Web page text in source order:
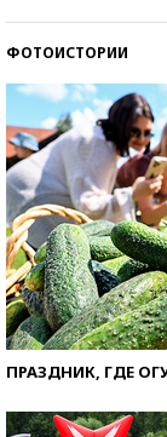
ФОТОИСТОРИИ
ПРАЗДНИК, ГДЕ